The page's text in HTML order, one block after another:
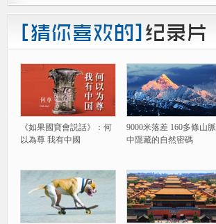
《如果國寶會説話》：何
以為尊 我有中國
9000米落差 160多條山脈
中隱藏的自然密碼